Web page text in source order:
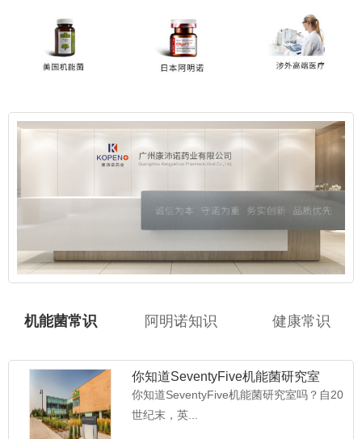
机能菌常识 阿明诺知识 健康常识
你知道SeventyFive机能菌研究室
吗？
你知道SeventyFive机能菌研究室吗？自20
世纪末，英...